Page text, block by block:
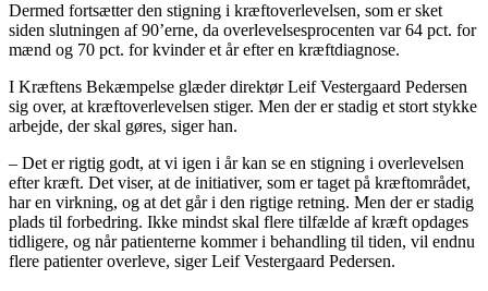
Dermed fortsætter den stigning i kræftoverlevelsen, som er sket
siden slutningen af 90’erne, da overlevelsesprocenten var 64 pct. for
mænd og 70 pct. for kvinder et år efter en kræftdiagnose.
I Kræftens Bekæmpelse glæder direktør Leif Vestergaard Pedersen
sig over, at kræftoverlevelsen stiger. Men der er stadig et stort stykke
arbejde, der skal gøres, siger han.
– Det er rigtig godt, at vi igen i år kan se en stigning i overlevelsen
efter kræft. Det viser, at de initiativer, som er taget på kræftområdet,
har en virkning, og at det går i den rigtige retning. Men der er stadig
plads til forbedring. Ikke mindst skal flere tilfælde af kræft opdages
tidligere, og når patienterne kommer i behandling til tiden, vil endnu
flere patienter overleve, siger Leif Vestergaard Pedersen.